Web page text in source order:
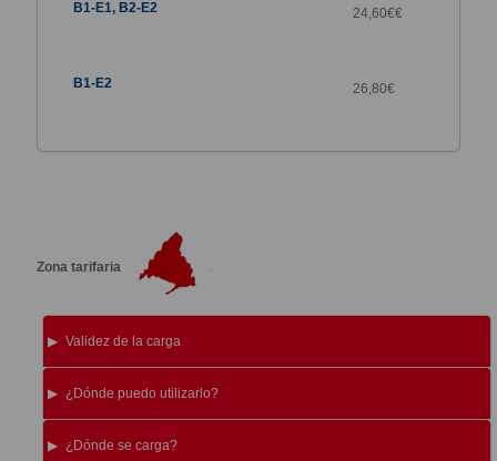
24,60€€
26,80€
Zona tarifaria
Validez de la carga
¿Dónde puedo utilizarlo?
¿Dónde se carga?